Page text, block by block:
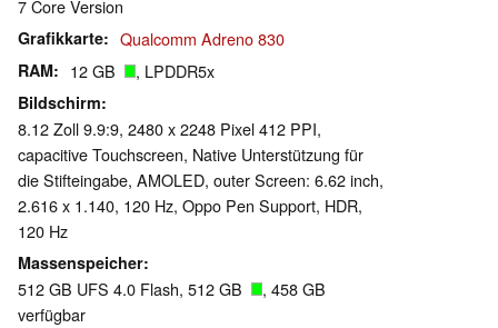
7 Core Version
Grafikkarte Qualcomm Adreno 830
RAM 12 GB , LPDDR5x
Bildschirm
8.12 Zoll 9.9:9, 2480 x 2248 Pixel 412 PPI,
capacitive Touchscreen, Native Unterstützung für
die Stifteingabe, AMOLED, outer Screen: 6.62 inch,
2.616 x 1.140, 120 Hz, Oppo Pen Support, HDR,
120 Hz
Massenspeicher
512 GB UFS 4.0 Flash, 512 GB
, 458 GB
verfügbar